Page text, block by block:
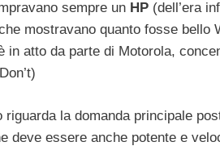
sempre un HP (dell’era
mostravano quanto fosse
in atto da parte di Motorola,
riguarda la domanda principale
deve essere anche potente e